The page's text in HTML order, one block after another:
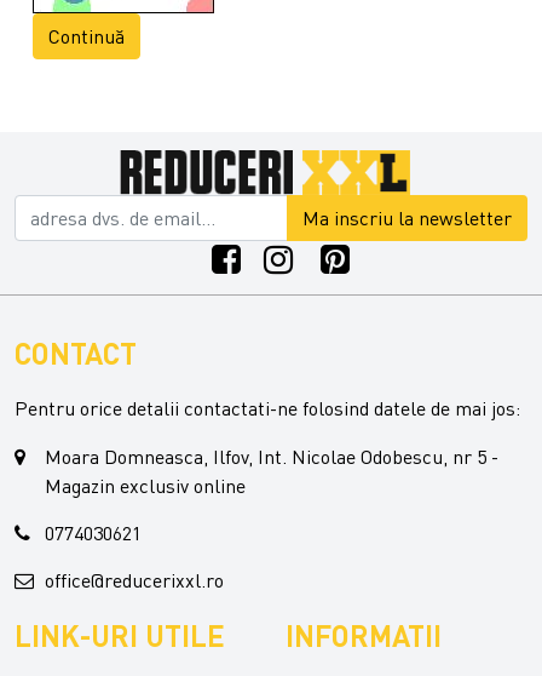
Continuă
Ma inscriu la newsletter
CONTACT
Pentru orice detalii contactati-ne folosind datele de mai jos:
Moara Domneasca, Ilfov, Int. Nicolae Odobescu, nr 5 -
Magazin exclusiv online
0774030621
office@reducerixxl.ro
LINK-URI UTILE INFORMATII